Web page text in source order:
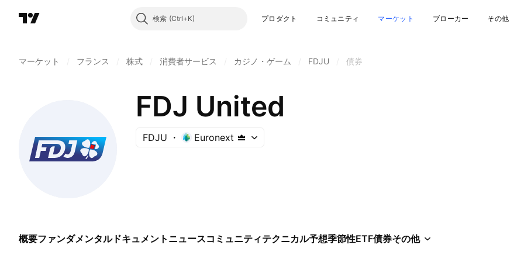
検索 プロダクト コミュニティ マーケット ブローカー その他
マーケット フランス 株式 消費者サービス カジノ・ゲーム FDJU 債券
FDJ United
FDJU Euronext
概要ファンダメンタルドキュメント ニュースコミュニティテクニカル予想季節性ETF債券その他